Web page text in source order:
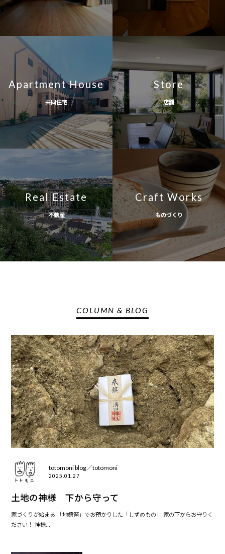
Apartment House
共同住宅
Store
店舗
Real Estate
不動産
Craft Works
ものづくり
COLUMN & BLOG
totomoni blog／totomoni
2025.01.27
土地の神様 下から守って
家づくりが始まる 「地鎮祭」でお預かりした「しずめもの」 家の下からお守りく
ださい！ 神様...